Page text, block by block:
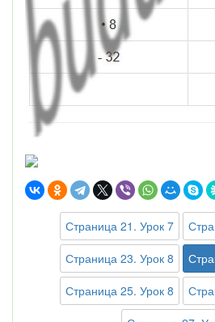
Страница 21. Урок 7
Страница 23. Урок 8
Страница 25. Урок 8